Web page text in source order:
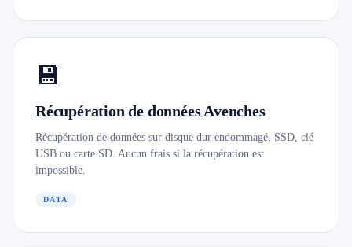
💾
Récupération de données Avenches
Récupération de données sur disque dur endommagé, SSD, clé
USB ou carte SD. Aucun frais si la récupération est
impossible.
DATA